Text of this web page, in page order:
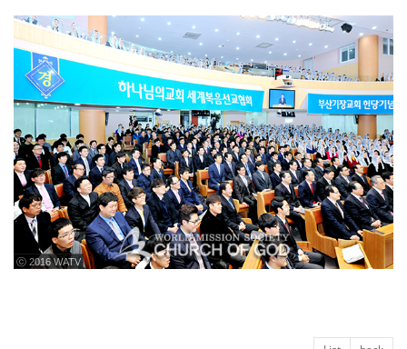
ⓒ 2016 WATV